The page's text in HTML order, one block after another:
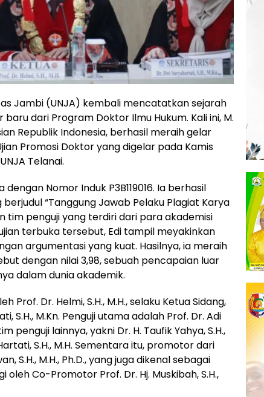
Jambi (UNJA) kembali mencatatkan sejarah
dari Program Doktor Ilmu Hukum. Kali ini, M.
Republik Indonesia, berhasil meraih gelar
Promosi Doktor yang digelar pada Kamis
Telanai.
Nomor Induk P3B119016. Ia berhasil
“Tanggung Jawab Pelaku Plagiat Karya
tim penguji yang terdiri dari para akademisi
terbuka tersebut, Edi tampil meyakinkan
argumentasi yang kuat. Hasilnya, ia meraih
dengan nilai 3,98, sebuah pencapaian luar
dalam dunia akademik.
Prof. Dr. Helmi, S.H., M.H., selaku Ketua Sidang,
S.H., M.Kn. Penguji utama adalah Prof. Dr. Adi
penguji lainnya, yakni Dr. H. Taufik Yahya, S.H.,
S.H., M.H. Sementara itu, promotor dari
S.H., M.H., Ph.D., yang juga dikenal sebagai
Co-Promotor Prof. Dr. Hj. Muskibah, S.H.,